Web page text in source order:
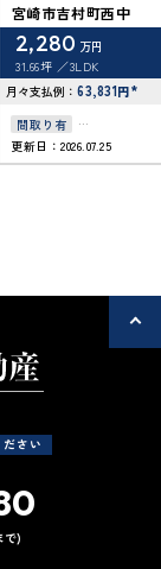
宮崎市吉村町西中
2,280 万円
31.66坪
3LDK
月々支払例： 63,831円*
間取り有
築10年以内
更新日：2026.07.25
さい
で)